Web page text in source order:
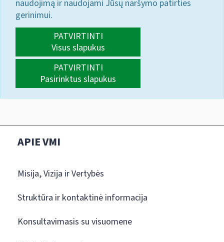
naudojimą ir naudojami Jūsų naršymo patirties
gerinimui.
PATVIRTINTI
Visus slapukus
PATVIRTINTI
Pasirinktus slapukus
APIE VMI
Misija, Vizija ir Vertybės
Struktūra ir kontaktinė informacija
Konsultavimasis su visuomene